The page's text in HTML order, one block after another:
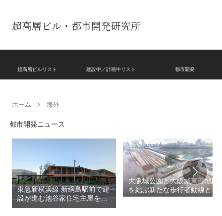
超高層ビル・都市開発研究所
超高層ビルリスト 建設中／計画中リスト 都市開発
ホーム 海外
都市開発ニュース
東急新横浜線 新綱島駅前で建
設が進む池谷家住宅主屋を活
用した「新綱島MICCA」！！
大阪城公園と大阪城東部地区
を結ぶ新たな歩行者動線とな
る「大阪城公園接続デッ